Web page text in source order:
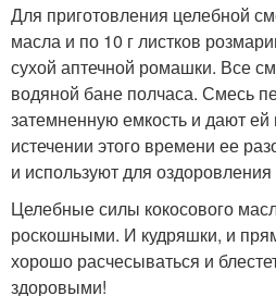
Для приготовления целебной
масла и по 10 г листков
сухой аптечной ромашки. Все
водяной бане полчаса. Смесь
затемненную емкость и дают
истечении этого времени ее
и используют для оздоровления
Целебные силы кокосового
роскошными. И кудряшки, и
хорошо расчесываться и
здоровыми!